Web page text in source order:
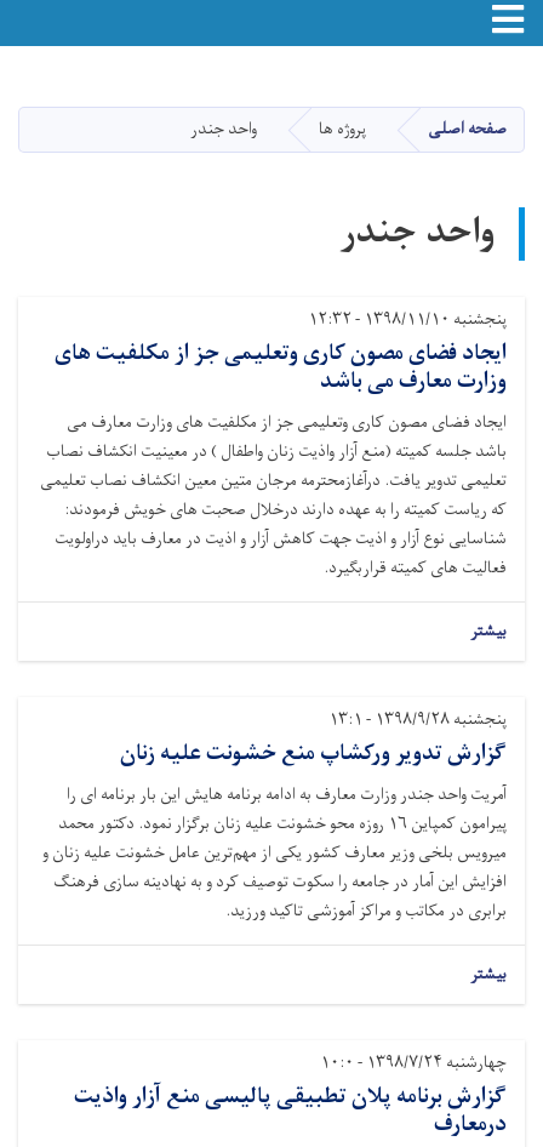
main
content
Toggle navigation
صفحه اصلی پروژه ها واحد جندر
واحد جندر
پنجشنبه ۱۳۹۸/۱۱/۱۰ - ۱۲:۳۲
ایجاد فضای مصون کاری وتعلیمی جز از مکلفیت های
وزارت معارف می باشد
ایجاد فضای مصون کاری وتعلیمی جز از مکلفیت های وزارت معارف می
باشد جلسه کمیته (منع آزار واذیت زنان واطفال ) در معینیت انکشاف نصاب
تعلیمی تدویر یافت. درآغازمحترمه مرجان متین معین انکشاف نصاب تعلیمی
که ریاست کمیته را به عهده دارند درخلال صحبت های خویش فرمودند:
شناسایی نوع آزار و اذیت جهت کاهش آزار و اذیت در معارف باید دراولویت
فعالیت های کمیته قراربگیرد.
بیشتر
پنجشنبه ۱۳۹۸/۹/۲۸ - ۱۳:۱
گزارش تدویر ورکشاپ منع خشونت علیه زنان
آمریت واحد جندر وزارت معارف به ادامه برنامه هایش این بار برنامه ای را
پیرامون کمپاین ۱۶ روزه محو خشونت علیه زنان برگزار نمود. دکتور محمد
میرویس بلخی وزیر معارف کشور یکی از مهم‌ترین عامل خشونت علیه زنان و
افزایش این آمار در جامعه را سکوت توصیف کرد و به نهادینه سازی فرهنگ
برابری در مکاتب و مراکز آموزشی تاکید ورزید.
بیشتر
چهارشنبه ۱۳۹۸/۷/۲۴ - ۱۰:۰
گزارش برنامه پلان تطبیقی پالیسی منع آزار واذیت
درمعارف